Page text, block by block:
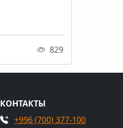
829
КОНТАКТЫ
+996 (700) 377-100